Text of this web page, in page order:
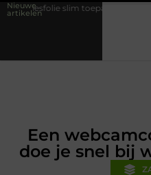
Nieuwe
artikelenbinnen moderne folie
Een
doe je snel bij